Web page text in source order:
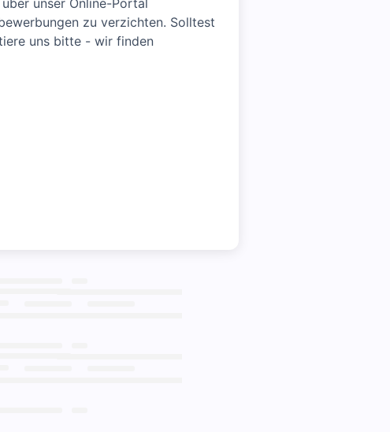
unser Online-Portal
zu verzichten. Solltest
uns bitte - wir finden